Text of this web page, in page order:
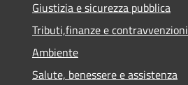
Giustizia e sicurezza pubblica
Tributi,finanze e contravvenzioni
Ambiente
Salute, benessere e assistenza